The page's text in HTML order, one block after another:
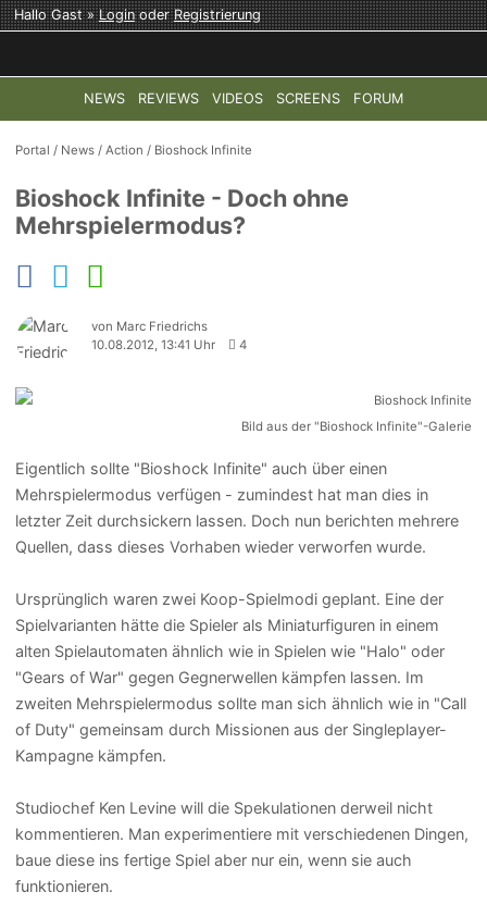
Hallo Gast »LoginoderRegistrierung
NEWS REVIEWS VIDEOS SCREENS FORUM
TOP-THEMEN: COD: MODERN WARFARE 4 HALO:
Portal / News /Action / Bioshock Infinite
Bioshock Infinite - Doch ohne
Mehrspielermodus?
von Marc Friedrichs
10.08.2012, 13:41 Uhr
4
Bild aus der "Bioshock Infinite"-Galerie
Eigentlich sollte "Bioshock Infinite" auch über einen
Mehrspielermodus verfügen - zumindest hat man dies in
letzter Zeit durchsickern lassen. Doch nun berichten mehrere
Quellen, dass dieses Vorhaben wieder verworfen wurde.
Ursprünglich waren zwei Koop-Spielmodi geplant. Eine der
Spielvarianten hätte die Spieler als Miniaturfiguren in einem
alten Spielautomaten ähnlich wie in Spielen wie "Halo" oder
"Gears of War" gegen Gegnerwellen kämpfen lassen. Im
zweiten Mehrspielermodus sollte man sich ähnlich wie in "Call
of Duty" gemeinsam durch Missionen aus der Singleplayer-
Kampagne kämpfen.
Studiochef Ken Levine will die Spekulationen derweil nicht
kommentieren. Man experimentiere mit verschiedenen Dingen,
baue diese ins fertige Spiel aber nur ein, wenn sie auch
funktionieren.